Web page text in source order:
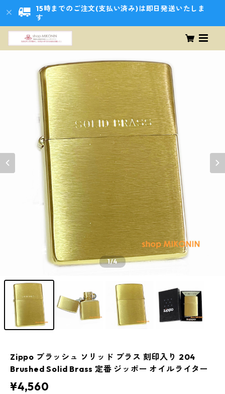
15時までのご注文(支払い済み)は即日発送いたしま
す
1/4
Zippo ブラッシュ ソリッド ブラス 刻印入り 204
Brushed Solid Brass 定番 ジッポー オイルライター
¥4,560